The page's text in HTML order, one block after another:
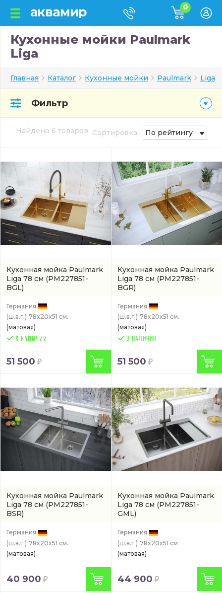
0
Кухонные мойки Paulmark
Liga
Главная Каталог Кухонные мойки Paulmark Liga
Фильтр
Найдено 6 товаров Сортировка: По рейтингу
Кухонная мойка Paulmark
Liga 78 см (PM227851-
BGL)
Германия
(ш.в.г.) 78x20x51 см.
(матовая)
51 500
Кухонная мойка Paulmark
Liga 78 см (PM227851-
BGR)
Германия
(ш.в.г.) 78x20x51 см.
(матовая)
В НАЛИЧИИ
51 500
Кухонная мойка Paulmark
Liga 78 см (PM227851-
BSR)
Германия
(ш.в.г.) 78x20x51 см.
(матовая)
40 900
Кухонная мойка Paulmark
Liga 78 см (PM227851-
GML)
Германия
(ш.в.г.) 78x20x51 см
(матовая)
44 900